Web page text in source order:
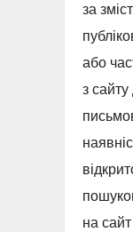
за
або
з
на сайт